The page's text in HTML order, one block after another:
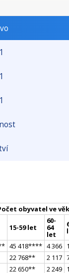
obyvatel ve
15-59 let
60-
64
let
45 418**** 4 366
22 768** 2 117
22 650** 2 249